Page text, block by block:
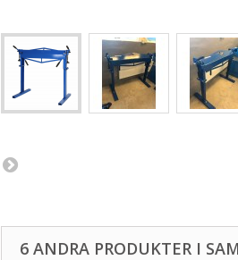
6 ANDRA PRODUKTER I